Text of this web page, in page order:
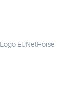
Logo EUNetHorse